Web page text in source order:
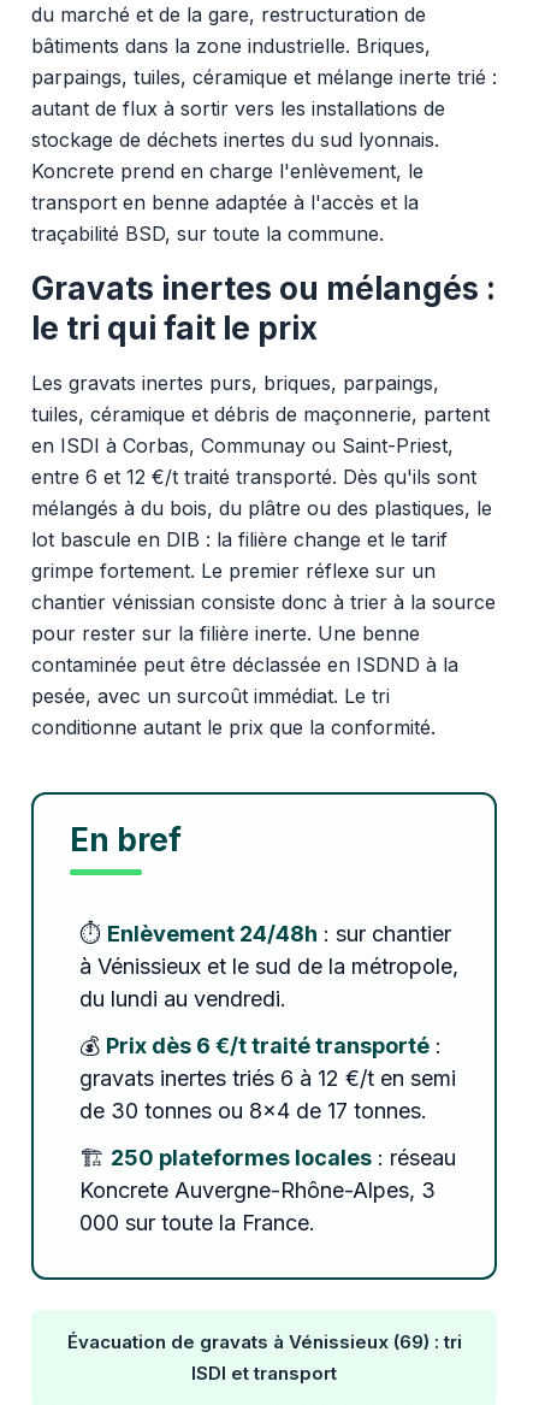
du marché et de la gare, restructuration de
bâtiments dans la zone industrielle. Briques,
parpaings, tuiles, céramique et mélange inerte trié :
autant de flux à sortir vers les installations de
stockage de déchets inertes du sud lyonnais.
Koncrete prend en charge l'enlèvement, le
transport en benne adaptée à l'accès et la
traçabilité BSD, sur toute la commune.
Gravats inertes ou mélangés :
le tri qui fait le prix
Les gravats inertes purs, briques, parpaings,
tuiles, céramique et débris de maçonnerie, partent
en ISDI à Corbas, Communay ou Saint-Priest,
entre 6 et 12 €/t traité transporté. Dès qu'ils sont
mélangés à du bois, du plâtre ou des plastiques, le
lot bascule en DIB : la filière change et le tarif
grimpe fortement. Le premier réflexe sur un
chantier vénissian consiste donc à trier à la source
pour rester sur la filière inerte. Une benne
contaminée peut être déclassée en ISDND à la
pesée, avec un surcoût immédiat. Le tri
conditionne autant le prix que la conformité.
En bref
⏱️ Enlèvement 24/48h : sur chantier
à Vénissieux et le sud de la métropole,
du lundi au vendredi.
💰 Prix dès 6 €/t traité transporté:
gravats inertes triés 6 à 12 €/t en semi
de 30 tonnes ou 8x4 de 17 tonnes.
🏗️ 250 plateformes locales: réseau
Koncrete Auvergne-Rhône-Alpes, 3
000 sur toute la France.
Évacuation de gravats à Vénissieux (69) : tri
ISDI et transport